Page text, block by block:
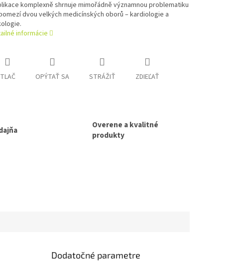
komplexně shrnuje mimořádně významnou problematiku
dvou velkých medicínských oborů – kardiologie a
informácie
TLAČ OPÝTAŤ SA STRÁŽIŤ ZDIEĽAŤ
Overene a kvalitné
produkty
Dodatočné parametre